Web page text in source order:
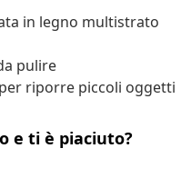
in legno multistrato
pulire
riporre piccoli oggetti
e ti è piaciuto?